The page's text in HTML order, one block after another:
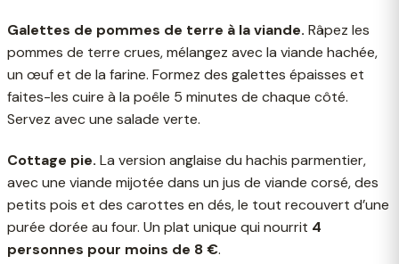
Galettes de pommes de terre à la viande. Râpez les
pommes de terre crues, mélangez avec la viande hachée,
un œuf et de la farine. Formez des galettes épaisses et
faites-les cuire à la poêle 5 minutes de chaque côté.
Servez avec une salade verte.
Cottage pie. La version anglaise du hachis parmentier,
avec une viande mijotée dans un jus de viande corsé, des
petits pois et des carottes en dés, le tout recouvert d’une
purée dorée au four. Un plat unique qui nourrit 4
personnes pour moins de 8 €.